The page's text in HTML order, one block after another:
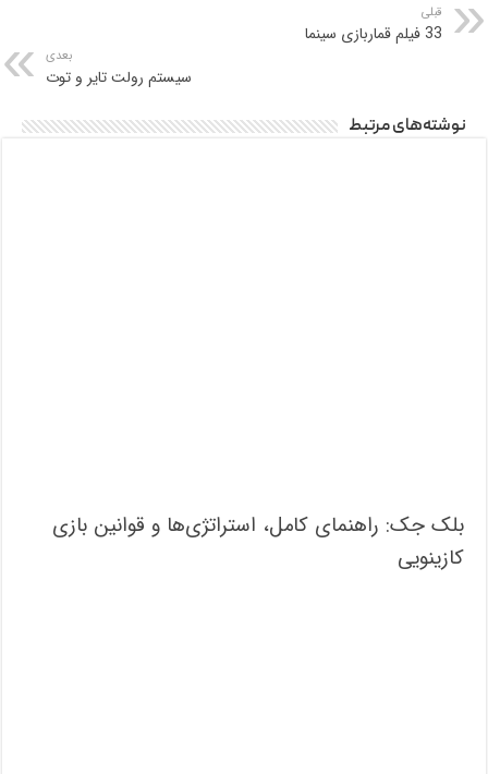
قبلی
33 فیلم قماربازی سینما
بعدی
سیستم رولت تایر و توت
نوشته‌های مرتبط
بلک جک: راهنمای کامل، استراتژی‌ها و قوانین بازی
کازینویی